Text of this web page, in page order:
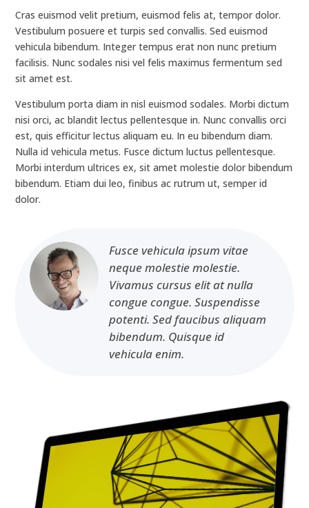
Cras euismod velit pretium, euismod felis at, tempor dolor.
Vestibulum posuere et turpis sed convallis. Sed euismod
vehicula bibendum. Integer tempus erat non nunc pretium
facilisis. Nunc sodales nisi vel felis maximus fermentum sed
sit amet est.
Vestibulum porta diam in nisl euismod sodales. Morbi dictum
nisi orci, ac blandit lectus pellentesque in. Nunc convallis orci
est, quis efficitur lectus aliquam eu. In eu bibendum diam.
Nulla id vehicula metus. Fusce dictum luctus pellentesque.
Morbi interdum ultrices ex, sit amet molestie dolor bibendum
bibendum. Etiam dui leo, finibus ac rutrum ut, semper id
dolor.
Fusce vehicula ipsum vitae
neque molestie molestie.
Vivamus cursus elit at nulla
congue congue. Suspendisse
potenti. Sed faucibus aliquam
bibendum. Quisque id
vehicula enim.